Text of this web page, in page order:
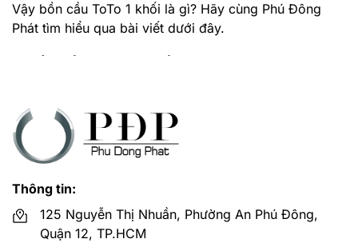
Vậy bồn cầu ToTo 1 khối là gì? Hãy cùng Phú Đông
Phát tìm hiểu qua bài viết dưới đây.
phần két nước được thiết kế dính liền với nhau tạo
thành một khối nguyên vẹn không thể tách rời. Các sản
phẩm bồn cầu một khối ToTo được thiết kế trên dây
chuyền công nghệ hiện đại và tiên tiến nhất của Nhật
Bản.
Thiết bị vệ sinh ToTo là một trong thương hiệu lâu đời
của Nhật Bản nên các dòng sản phẩm bồn cầu 1 khối
Thông tin:
125 Nguyễn Thị Nhuần, Phường An Phú Đông,
Quận 12, TP.HCM